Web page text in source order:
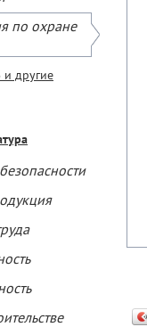
по охране
другие